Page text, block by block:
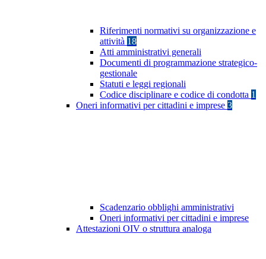
Riferimenti normativi su organizzazione e
attività 18
Atti amministrativi generali
Documenti di programmazione strategico-
gestionale
Statuti e leggi regionali
Codice disciplinare e codice di condotta 1
Oneri informativi per cittadini e imprese 3
Scadenzario obblighi amministrativi
Oneri informativi per cittadini e imprese
Attestazioni OIV o struttura analoga